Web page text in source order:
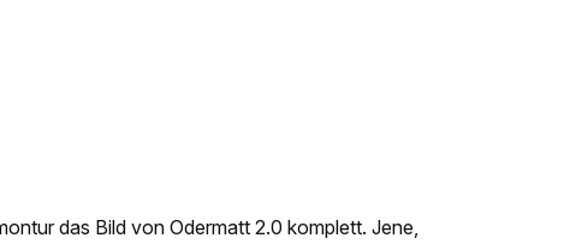
das Bild von Odermatt 2.0 komplett. Jene,